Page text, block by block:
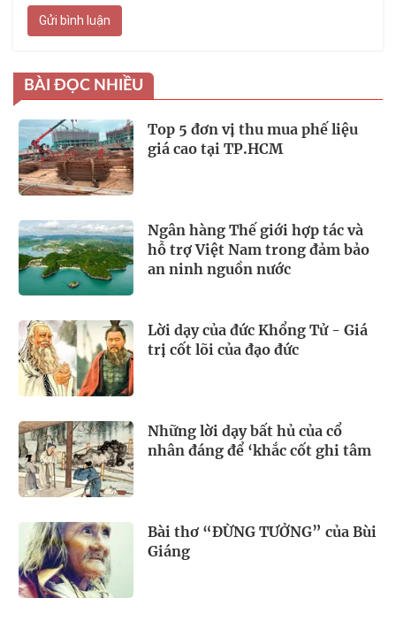
Gửi bình luận
BÀI ĐỌC NHIỀU
Top 5 đơn vị thu mua phế liệu
giá cao tại TP.HCM
Ngân hàng Thế giới hợp tác và
hỗ trợ Việt Nam trong đảm bảo
an ninh nguồn nước
Lời dạy của đức Khổng Tử - Giá
trị cốt lõi của đạo đức
Những lời dạy bất hủ của cổ
nhân đáng để ‘khắc cốt ghi tâm
Bài thơ “ĐỪNG TƯỞNG” của Bùi
Giáng